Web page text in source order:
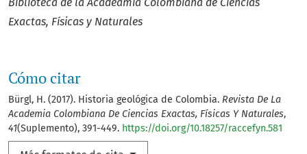
Cómo citar
Bürgl, H. (2017). Historia geológica de Colombia. Revista De La
Academia Colombiana De Ciencias Exactas, Físicas Y Naturales,
41(Suplemento), 391-449. https://doi.org/10.18257/raccefyn.581
Exactas, Físicas y Naturales